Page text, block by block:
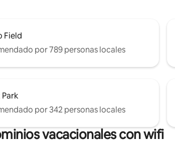
Field
por 789 personas locales
por 342 personas locales
vacacionales con wifi